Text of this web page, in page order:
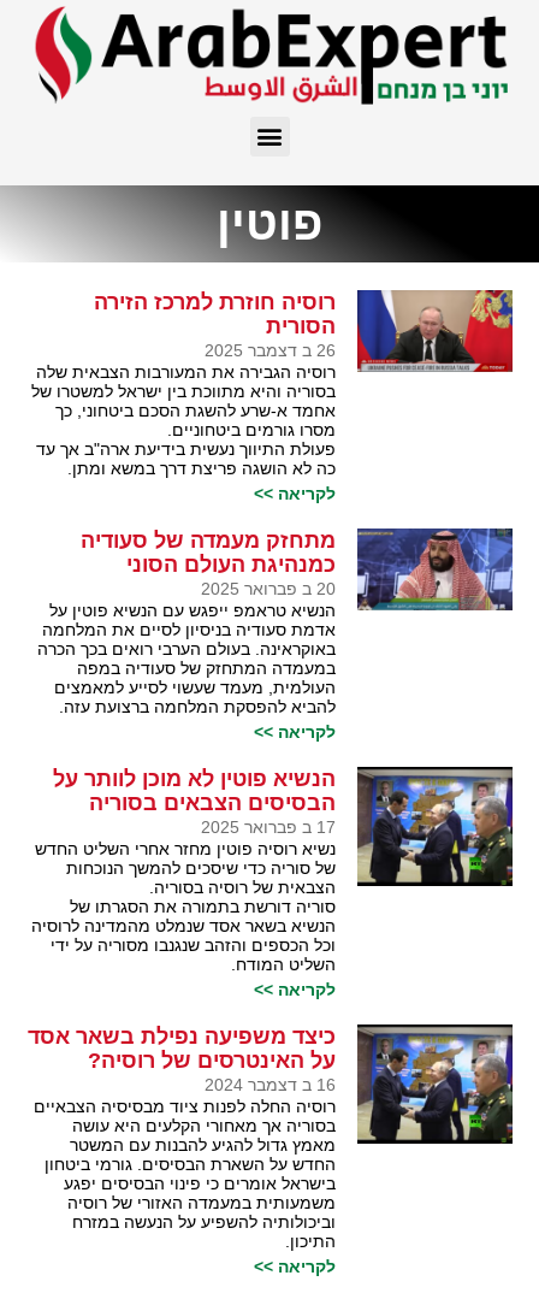
פוטין
רוסיה חוזרת למרכז הזירה
הסורית
26 ב דצמבר 2025
רוסיה הגבירה את המעורבות הצבאית שלה
בסוריה והיא מתווכת בין ישראל למשטרו של
אחמד א-שרע להשגת הסכם ביטחוני, כך
מסרו גורמים ביטחוניים.
פעולת התיווך נעשית בידיעת ארה"ב אך עד
כה לא הושגה פריצת דרך במשא ומתן.
לקריאה >>
מתחזק מעמדה של סעודיה
כמנהיגת העולם הסוני
20 ב פברואר 2025
הנשיא טראמפ ייפגש עם הנשיא פוטין על
אדמת סעודיה בניסיון לסיים את המלחמה
באוקראינה. בעולם הערבי רואים בכך הכרה
במעמדה המתחזק של סעודיה במפה
העולמית, מעמד שעשוי לסייע למאמצים
להביא להפסקת המלחמה ברצועת עזה.
לקריאה >>
הנשיא פוטין לא מוכן לוותר על
הבסיסים הצבאים בסוריה
17 ב פברואר 2025
נשיא רוסיה פוטין מחזר אחרי השליט החדש
של סוריה כדי שיסכים להמשך הנוכחות
הצבאית של רוסיה בסוריה.
סוריה דורשת בתמורה את הסגרתו של
הנשיא בשאר אסד שנמלט מהמדינה לרוסיה
וכל הכספים והזהב שנגנבו מסוריה על ידי
השליט המודח.
לקריאה >>
כיצד משפיעה נפילת בשאר אסד
על האינטרסים של רוסיה?
16 ב דצמבר 2024
רוסיה החלה לפנות ציוד מבסיסיה הצבאיים
בסוריה אך מאחורי הקלעים היא עושה
מאמץ גדול להגיע להבנות עם המשטר
החדש על השארת הבסיסים. גורמי ביטחון
בישראל אומרים כי פינוי הבסיסים יפגע
משמעותית במעמדה האזורי של רוסיה
וביכולותיה להשפיע על הנעשה במזרח
התיכון.
לקריאה >>